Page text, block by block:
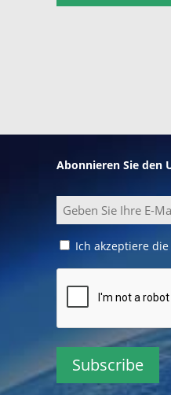
Abonnieren Sie den
Email
Consent
Ich akzeptiere die